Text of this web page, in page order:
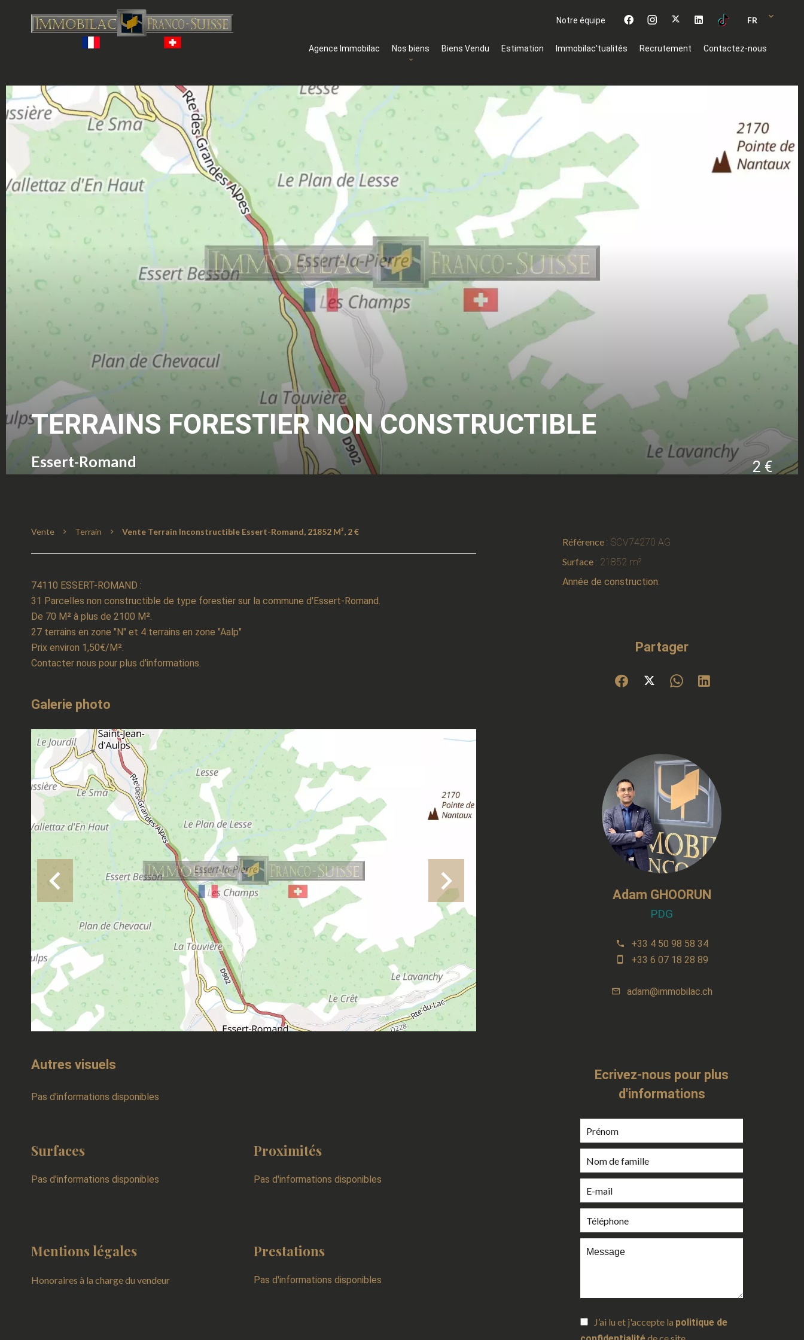
Notre équipe FR
Agence Immobilac Nos biens Biens Vendu Estimation Immobilac'tualités Recrutement Contactez-nous
TERRAINS FORESTIER NON CONSTRUCTIBLE
Essert-Romand 2 €
Vente Terrain Vente Terrain Inconstructible Essert-Romand, 21852 M², 2 €
74110 ESSERT-ROMAND :
31 Parcelles non constructible de type forestier sur la commune d'Essert-Romand.
De 70 M² à plus de 2100 M².
27 terrains en zone "N" et 4 terrains en zone "Aalp"
Prix environ 1,50€/M².
Contacter nous pour plus d'informations.
Galerie photo
Autres visuels
Pas d'informations disponibles
Surfaces
Pas d'informations disponibles
Proximités
Pas d'informations disponibles
Mentions légales
Honoraires à la charge du vendeur
Prestations
Pas d'informations disponibles
Référence SCV74270 AG
Surface
21852 m²
Année de construction:
Partager
Adam GHOORUN
PDG
+33 4 50 98 58 34
+33 6 07 18 28 89
adam@immobilac.ch
Ecrivez-nous pour plus
d'informations
J’ai lu et j'accepte la politique de